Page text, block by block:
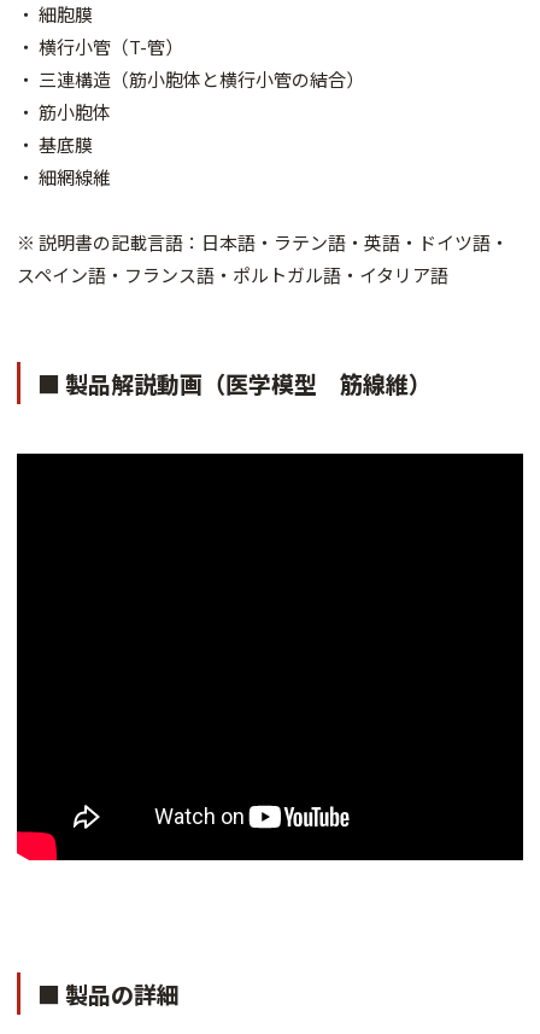
・ 細胞膜
・ 横行小管（T-管）
・ 三連構造（筋小胞体と横行小管の結合）
・ 筋小胞体
・ 基底膜
・ 細網線維
※ 説明書の記載言語：日本語・ラテン語・英語・ドイツ語・
スペイン語・フランス語・ポルトガル語・イタリア語
■ 製品解説動画（医学模型 筋線維）
■ 製品の詳細